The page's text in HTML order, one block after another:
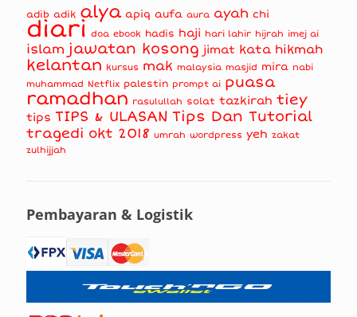
adib adik alya apiq aufa aura ayah chi
diari doa ebook hadis haji hari lahir hijrah imej ai
islam jawatan kosong jimat kata hikmah
kelantan kursus mak malaysia masjid mira nabi
muhammad Netflix palestin prompt ai puasa
ramadhan rasulullah solat tazkirah tiey
tips TIPS & ULASAN Tips Dan Tutorial
tragedi okt 2018 umrah wordpress yeh zakat
zulhijjah
Pembayaran & Logistik